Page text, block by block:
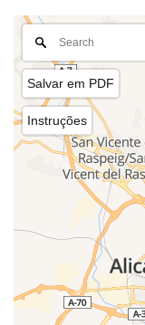
Salvar em PDF
Instruções